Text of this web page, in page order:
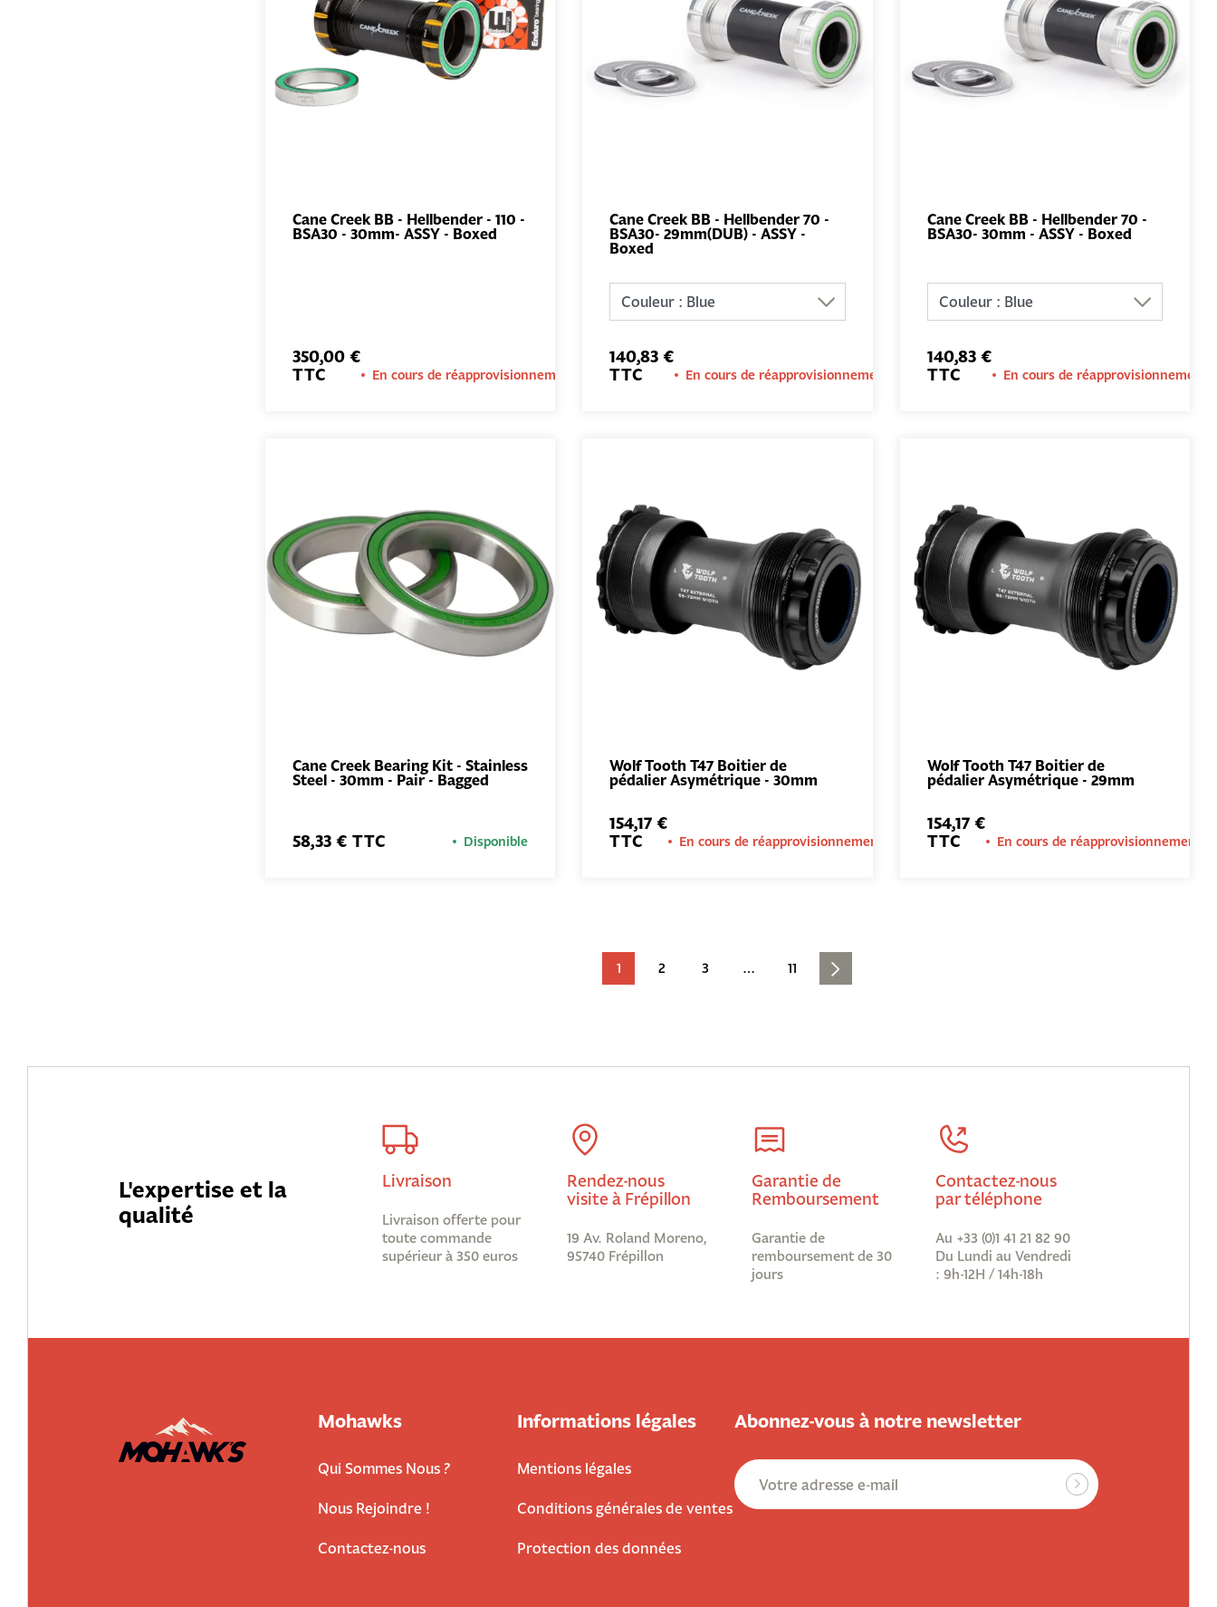
AJOUTER AU
Cane Creek BB - Hellbender - 110 -
BSA30 - 30mm- ASSY - Boxed
350,00 €
TTC
En cours de réapprovisionnement
AJOUTER AU
Cane Creek BB - Hellbender 70 -
BSA30- 29mm(DUB) - ASSY -
Boxed
140,83 €
TTC
En cours de réapprovisionnement
AJOUTER AU
Cane Creek BB - Hellbender 70 -
BSA30- 30mm - ASSY - Boxed
140,83 €
TTC
En cours de réapprovisionnement
AJOUTER AU
Cane Creek Bearing Kit - Stainless
Steel - 30mm - Pair - Bagged
58,33 € TTC Disponible
AJOUTER AU
Wolf Tooth T47 Boitier de
pédalier Asymétrique - 30mm
154,17 €
TTC
En cours de réapprovisionnement
AJOUTER AU
Wolf Tooth T47 Boitier de
pédalier Asymétrique - 29mm
154,17 €
TTC
En cours de réapprovisionnement
1 2 3 … 11
L'expertise et la
qualité
Livraison
Livraison offerte pour
toute commande
supérieur à 350 euros
Rendez-nous
visite à Frépillon
19 Av. Roland Moreno,
95740 Frépillon
Garantie de
Remboursement
Garantie de
remboursement de 30
jours
Contactez-nous
par téléphone
Au +33 (0)1 41 21 82 90
Du Lundi au Vendredi
: 9h-12H / 14h-18h
Mohawks
Qui Sommes Nous ?
Nous Rejoindre !
Contactez-nous
Informations légales
Mentions légales
Conditions générales de ventes
Protection des données
Abonnez-vous à notre newsletter